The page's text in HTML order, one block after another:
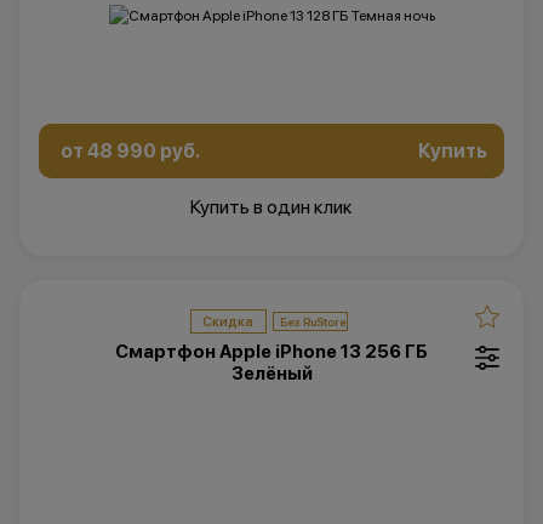
от 48 990 руб. Купить
Купить в один клик
Скидка
Смартфон Apple iPhone 13 256 ГБ
Зелёный